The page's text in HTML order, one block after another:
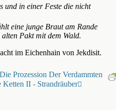
und in einer Feste die nicht
eine junge Braut am Rande
Pakt mit dem Wald.
im Eichenhain von Jekdisit.
Prozession Der Verdammten
Ketten II - Strandräuber